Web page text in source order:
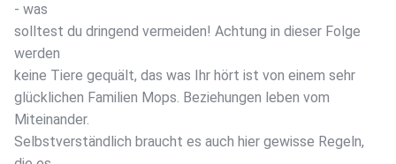
- was
solltest du dringend vermeiden! Achtung in dieser Folge
werden
keine Tiere gequält, das was Ihr hört ist von einem sehr
glücklichen Familien Mops. Beziehungen leben vom
Miteinander.
Selbstverständlich braucht es auch hier gewisse Regeln,